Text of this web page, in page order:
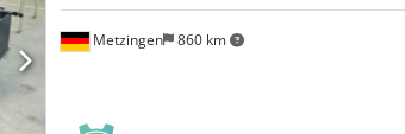
Metzingen 860 km